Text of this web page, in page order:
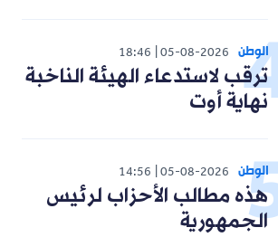
الوطن 05-08-2026
18:46
ترقب لاستدعاء الهيئة الناخبة
نهاية أوت
الوطن 05-08-2026
14:56
هذه مطالب الأحزاب لرئيس
الجمهورية